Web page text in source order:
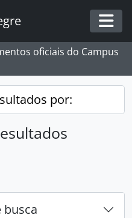
oficiais do Campus
por:
busca